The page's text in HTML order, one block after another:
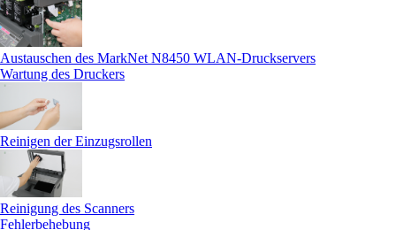
Austauschen des MarkNet N8450 WLAN-Druckservers
Wartung des Druckers
Reinigen der Einzugsrollen
Reinigung des Scanners
Fehlerbehebung